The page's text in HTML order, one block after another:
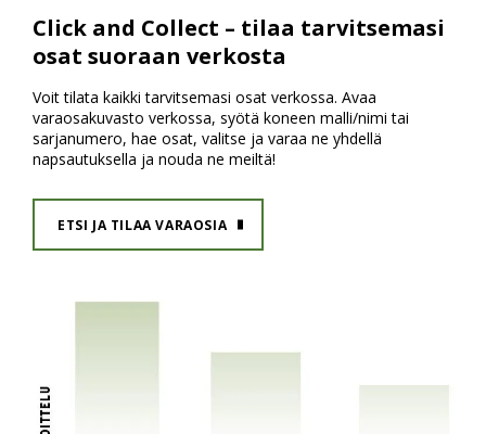
Click and Collect – tilaa tarvitsemasi
osat suoraan verkosta
Voit tilata kaikki tarvitsemasi osat verkossa. Avaa
varaosakuvasto verkossa, syötä koneen malli/nimi tai
sarjanumero, hae osat, valitse ja varaa ne yhdellä
napsautuksella ja nouda ne meiltä!
ETSI JA TILAA VARAOSIA